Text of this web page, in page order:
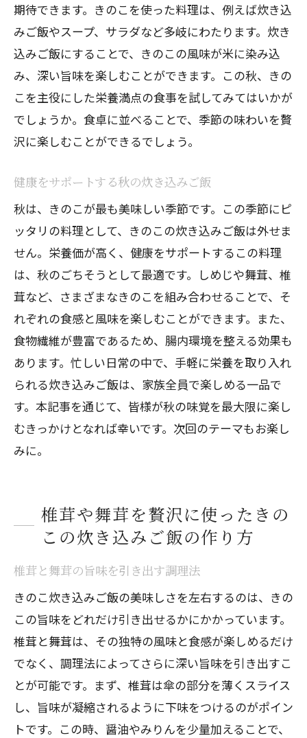
期待できます。きのこを使った料理は、例えば炊き込
みご飯やスープ、サラダなど多岐にわたります。炊き
込みご飯にすることで、きのこの風味が米に染み込
み、深い旨味を楽しむことができます。この秋、きの
こを主役にした栄養満点の食事を試してみてはいかが
でしょうか。食卓に並べることで、季節の味わいを贅
沢に楽しむことができるでしょう。
健康をサポートする秋の炊き込みご飯
秋は、きのこが最も美味しい季節です。この季節にピ
ッタリの料理として、きのこの炊き込みご飯は外せま
せん。栄養価が高く、健康をサポートするこの料理
は、秋のごちそうとして最適です。しめじや舞茸、椎
茸など、さまざまなきのこを組み合わせることで、そ
れぞれの食感と風味を楽しむことができます。また、
食物繊維が豊富であるため、腸内環境を整える効果も
あります。忙しい日常の中で、手軽に栄養を取り入れ
られる炊き込みご飯は、家族全員で楽しめる一品で
す。本記事を通じて、皆様が秋の味覚を最大限に楽し
むきっかけとなれば幸いです。次回のテーマもお楽し
みに。
椎茸や舞茸を贅沢に使ったきの
この炊き込みご飯の作り方
椎茸と舞茸の旨味を引き出す調理法
きのこ炊き込みご飯の美味しさを左右するのは、きの
この旨味をどれだけ引き出せるかにかかっています。
椎茸と舞茸は、その独特の風味と食感が楽しめるだけ
でなく、調理法によってさらに深い旨味を引き出すこ
とが可能です。まず、椎茸は傘の部分を薄くスライス
し、旨味が凝縮されるように下味をつけるのがポイン
トです。この時、醤油やみりんを少量加えることで、